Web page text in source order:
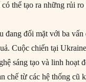
thể tạo ra những rủi ro
đang đối mặt với ba
Cuộc chiến tại
sáng tạo và linh hoạt
chế từ các hệ thống cũ